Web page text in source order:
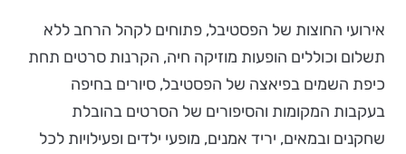
אירועי החוצות של הפסטיבל, פתוחים לקהל הרחב ללא
תשלום וכוללים הופעות מוזיקה חיה, הקרנות סרטים תחת
כיפת השמים בפיאצה של הפסטיבל, סיורים בחיפה
בעקבות המקומות והסיפורים של הסרטים בהובלת
שחקנים ובמאים, יריד אמנים, מופעי ילדים ופעילויות לכל